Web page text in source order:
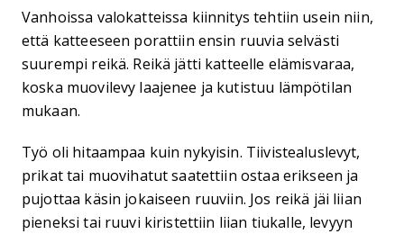
Vanhoissa valokatteissa kiinnitys tehtiin usein niin,
että katteeseen porattiin ensin ruuvia selvästi
suurempi reikä. Reikä jätti katteelle elämisvaraa,
koska muovilevy laajenee ja kutistuu lämpötilan
mukaan.
Työ oli hitaampaa kuin nykyisin. Tiivistealuslevyt,
prikat tai muovihatut saatettiin ostaa erikseen ja
pujottaa käsin jokaiseen ruuviin. Jos reikä jäi liian
pieneksi tai ruuvi kiristettiin liian tiukalle, levyyn